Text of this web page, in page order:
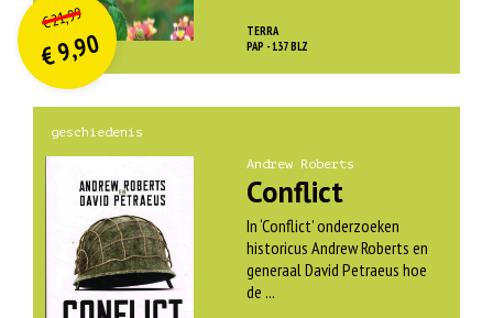
TERRA
PAP - 137 BLZ
€21,99prijs
was:
€ 21,99.
€9,90prijs
is:
€ 9,90.
geschiedenis
Andrew Roberts
Conflict
In ‘Conflict’ onderzoeken
historicus Andrew Roberts en
generaal David Petraeus hoe
de ...